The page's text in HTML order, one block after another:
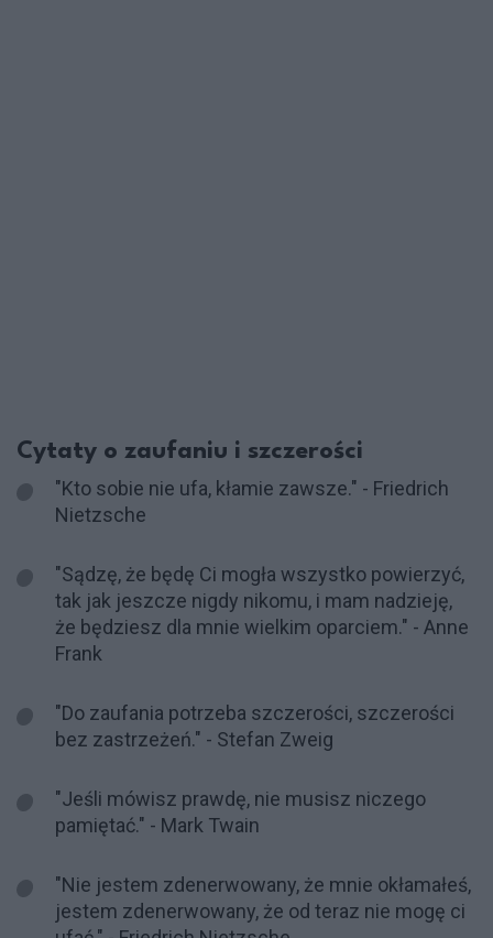
Cytaty o zaufaniu i szczerości
"Kto sobie nie ufa, kłamie zawsze." - Friedrich
Nietzsche
"Sądzę, że będę Ci mogła wszystko powierzyć,
tak jak jeszcze nigdy nikomu, i mam nadzieję,
że będziesz dla mnie wielkim oparciem." - Anne
Frank
"Do zaufania potrzeba szczerości, szczerości
bez zastrzeżeń." - Stefan Zweig
"Jeśli mówisz prawdę, nie musisz niczego
pamiętać." - Mark Twain
"Nie jestem zdenerwowany, że mnie okłamałeś,
jestem zdenerwowany, że od teraz nie mogę ci